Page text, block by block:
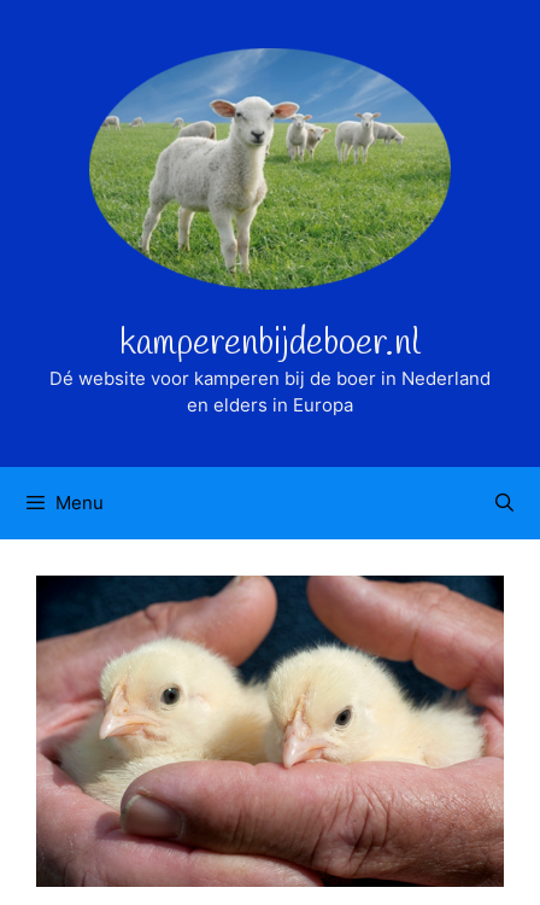
kamperenbijdeboer.nl
Dé website voor kamperen bij de boer in Nederland
en elders in Europa
Menu